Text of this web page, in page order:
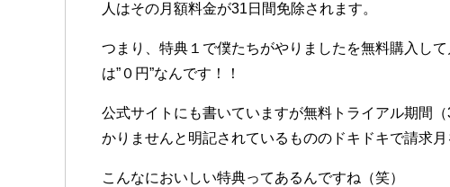
人はその月額料金が31日間免除されます。
つまり、特典１で僕たちがやりましたを無料購入し
は”０円”なんです！！
公式サイトにも書いていますが無料トライアル期間
かりませんと明記されているもののドキドキで請求
こんなにおいしい特典ってあるんですね（笑）